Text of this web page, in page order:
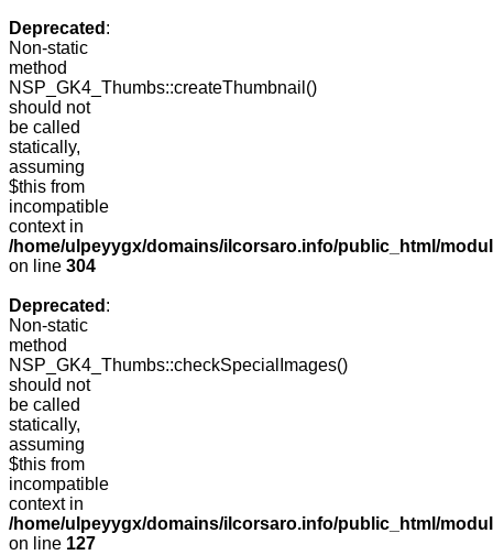
Deprecated :
Non-static
method
NSP_GK4_Thumbs::createThumbnail()
should not
be called
statically,
assuming
$this from
incompatible
context in
/home/ulpeyygx/domains/ilcorsaro.info/public_html/
on line 304
Deprecated :
Non-static
method
NSP_GK4_Thumbs::checkSpecialImages()
should not
be called
statically,
assuming
$this from
incompatible
context in
/home/ulpeyygx/domains/ilcorsaro.info/public_html/
on line 127